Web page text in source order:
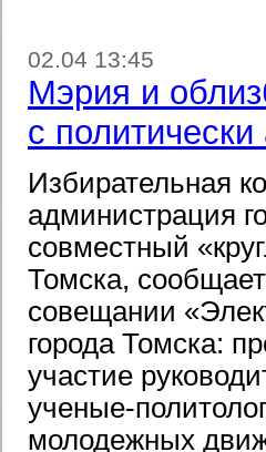
02.04 13:45
Мэрия и
с
Избирательная
администрация
совместный
Томска,
совещании
города Томска:
участие
ученые-
молодежных